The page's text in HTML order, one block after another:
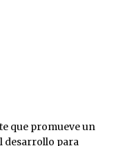
que promueve un
desarrollo para